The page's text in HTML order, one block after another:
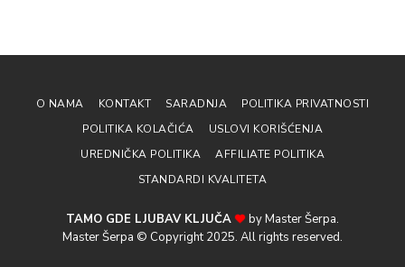
O NAMA KONTAKT SARADNJA
POLITIKA PRIVATNOSTI
POLITIKA KOLAČIĆA
USLOVI KORIŠĆENJA
UREDNIČKA POLITIKA
AFFILIATE POLITIKA
STANDARDI KVALITETA
TAMO GDE LJUBAV KLJUČA
by Master Šerpa.
Master Šerpa © Copyright 2025. All rights reserved.